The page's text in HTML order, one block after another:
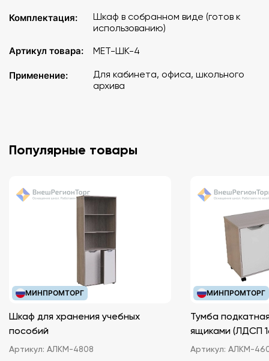
Комплектация:
Шкаф в собранном виде (готов к
использованию)
Артикул товара:
МЕТ-ШК-4
Применение:
Для кабинета, офиса, школьного
архива
Популярные товары
МИНПРОМТОРГ
Шкаф для хранения учебных
пособий
Артикул: АЛКМ-4808
МИНПРОМТОРГ
Тумба
ящиками
Артикул: АЛКМ-